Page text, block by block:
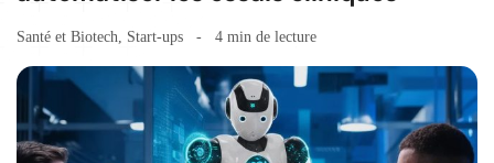
Santé et Biotech, Start-ups 4 min de lecture